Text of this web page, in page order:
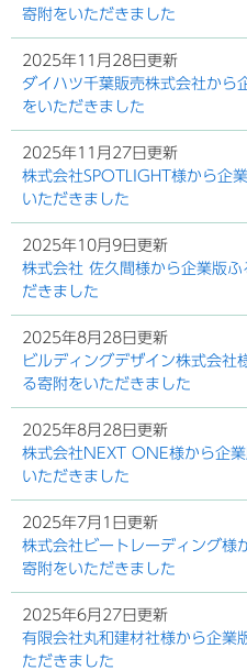
寄附をいただきました
2025年11月28日更新
ダイハツ千葉販売株式会社から
をいただきました
2025年11月27日更新
株式会社SPOTLIGHT様から企
いただきました
2025年10月9日更新
株式会社 佐久間様から企業版
だきました
2025年8月28日更新
ビルディングデザイン株式会社
る寄附をいただきました
2025年8月28日更新
株式会社NEXT ONE様から企
いただきました
2025年7月1日更新
株式会社ビートレーディング様
寄附をいただきました
2025年6月27日更新
有限会社丸和建材社様から企業
ただきました